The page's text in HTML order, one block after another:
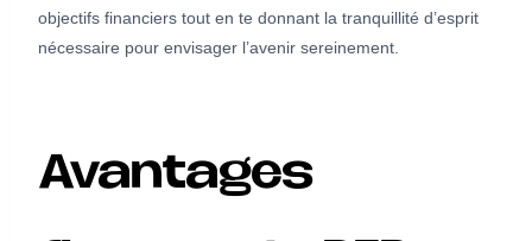
objectifs financiers tout en te donnant la tranquillité d’esprit
nécessaire pour envisager l’avenir sereinement.
Avantages